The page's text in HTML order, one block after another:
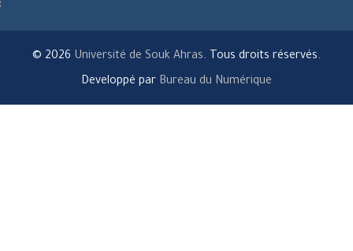
© 2026 Université de Souk Ahras. Tous droits réservés.
Developpé par Bureau du Numérique